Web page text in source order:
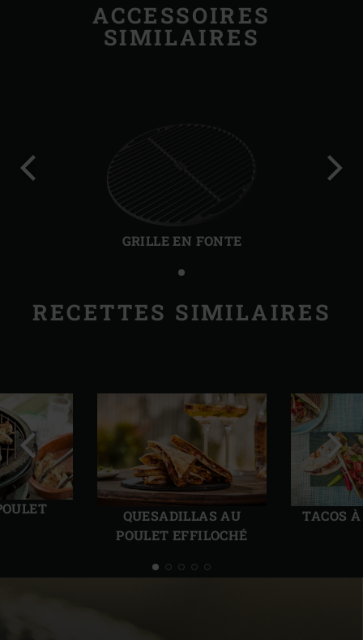
ACCESSOIRES
SIMILAIRES
GRILLE EN FONTE
RECETTES SIMILAIRES
QUESADILLAS AU
POULET EFFILOCHÉ
TACOS
Diapo
précédente